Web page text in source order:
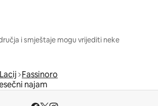
i smještaje mogu vrijediti neke
Lacij Fassinoro
najam